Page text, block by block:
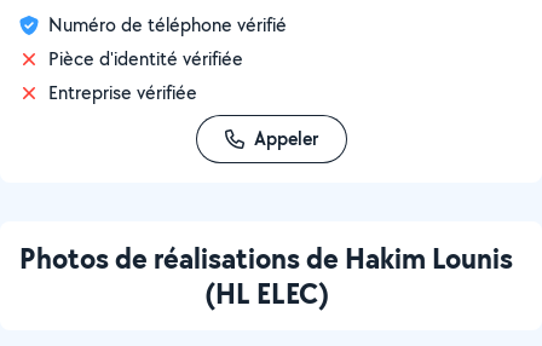
Numéro de téléphone vérifié
Pièce d'identité vérifiée
Entreprise vérifiée
Appeler
Photos de réalisations de Hakim Lounis
(HL ELEC)